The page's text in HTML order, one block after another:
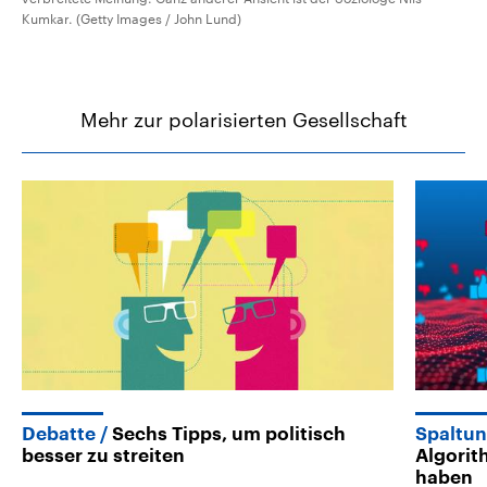
Kumkar. (Getty Images / John Lund)
Mehr zur polarisierten Gesellschaft
Debatte
Sechs Tipps, um politisch
besser zu streiten
haben